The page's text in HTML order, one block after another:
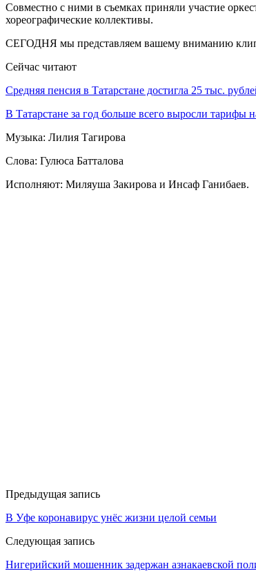
Совместно с ними в съемках приняли участие
хореографические коллективы.
СЕГОДНЯ мы представляем вашему вниманию
Сейчас читают
Средняя пенсия в Татарстане достигла 25 тыс.
В Татарстане за год больше всего выросли тарифы
Музыка: Лилия Тагирова
Слова: Гулюса Батталова
Исполняют: Миляуша Закирова и Инсаф Ганибаев.
Предыдущая запись
В Уфе коронавирус унёс жизни целой семьи
Следующая запись
Нигерийский мошенник задержан азнакаевской